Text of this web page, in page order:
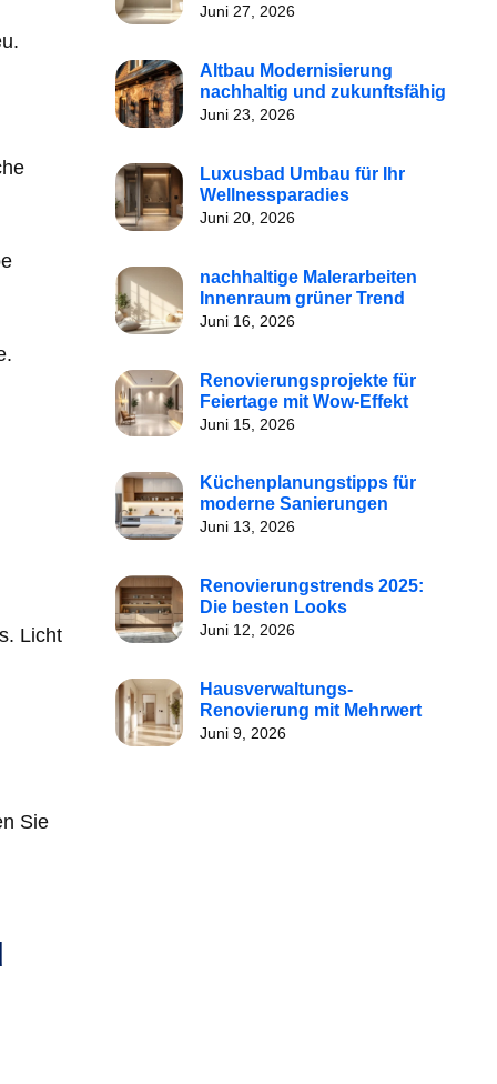
Licht
Sie
Juni 27, 2026
Altbau Modernisierung
nachhaltig und zukunftsfähig
Juni 23, 2026
Luxusbad Umbau für Ihr
Wellnessparadies
Juni 20, 2026
nachhaltige Malerarbeiten
Innenraum grüner Trend
Juni 16, 2026
Renovierungsprojekte für
Feiertage mit Wow-Effekt
Juni 15, 2026
Küchenplanungstipps für
moderne Sanierungen
Juni 13, 2026
Renovierungstrends 2025:
Die besten Looks
Juni 12, 2026
Hausverwaltungs-
Renovierung mit Mehrwert
Juni 9, 2026